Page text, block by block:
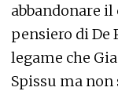
abbandonare
pensiero di De
legame che
Spissu ma